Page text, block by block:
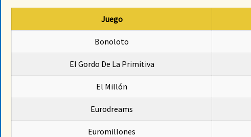
Juego
Bonoloto
El Gordo De La Primitiva
El Millón
Eurodreams
Euromillones